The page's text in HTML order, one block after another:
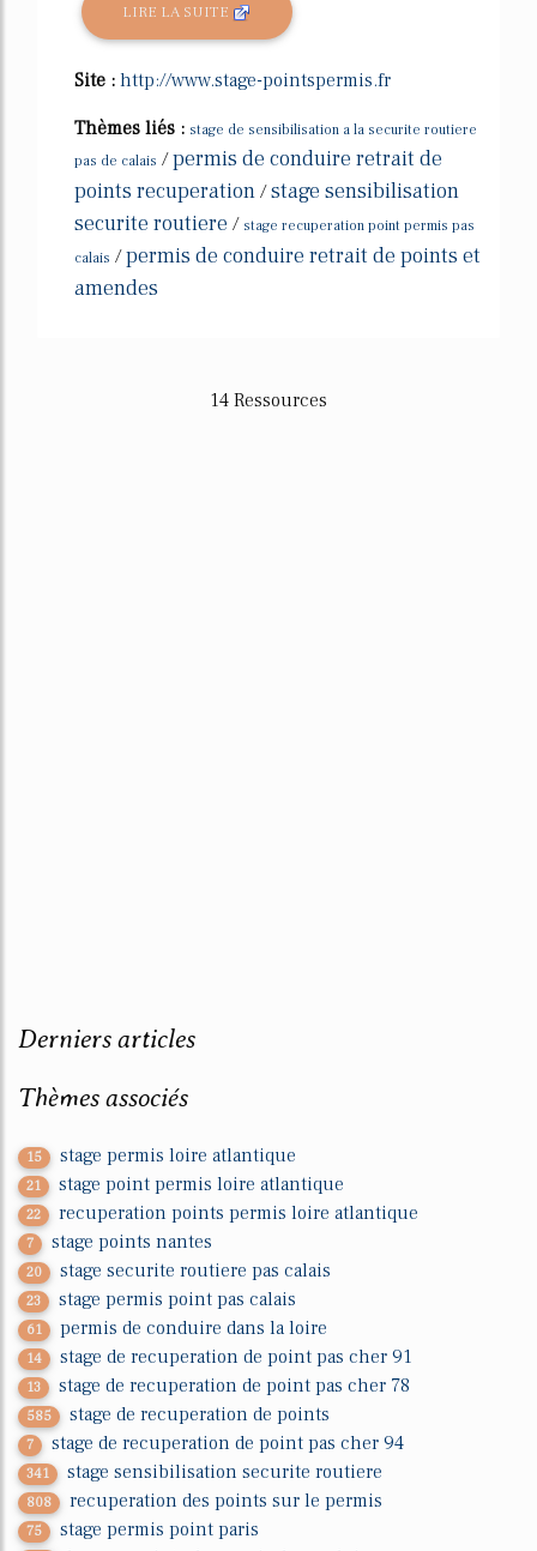
LIRE LA SUITE
Site : http://www.stage-pointspermis.fr
Thèmes liés : stage de sensibilisation a la securite routiere
pas de calais /permis de conduire retrait de
points recuperation /stage sensibilisation
securite routiere / stage recuperation point permis pas
calais /permis de conduire retrait de points et
amendes
14 Ressources
Derniers articles
Thèmes associés
15 stage permis loire atlantique
21 stage point permis loire atlantique
22 recuperation points permis loire atlantique
7 stage points nantes
20 stage securite routiere pas calais
23 stage permis point pas calais
61 permis de conduire dans la loire
14 stage de recuperation de point pas cher 91
13 stage de recuperation de point pas cher 78
585 stage de recuperation de points
7 stage de recuperation de point pas cher 94
341 stage sensibilisation securite routiere
808 recuperation des points sur le permis
75 stage permis point paris